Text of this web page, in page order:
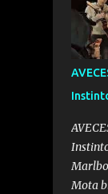
Mota